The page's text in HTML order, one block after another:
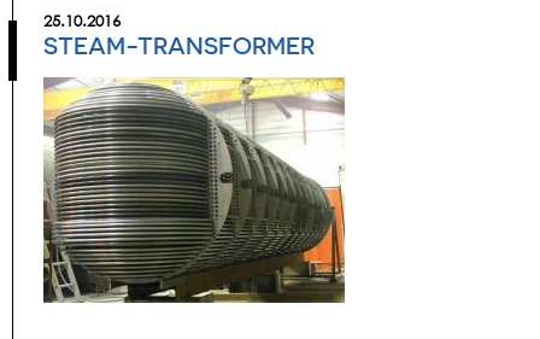
25.10.2016
STEAM-TRANSFORMER